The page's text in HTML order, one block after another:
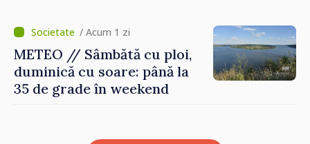
/ Acum 1 zi
METEO // Sâmbătă cu ploi,
duminică cu soare: până la
35 de grade în weekend